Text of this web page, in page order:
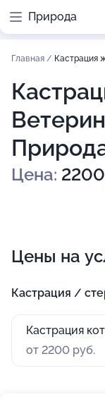
Природа
Главная / Кастрация
Цена:
Цены на
Кастрация /
Кастрация
от 2200 руб.